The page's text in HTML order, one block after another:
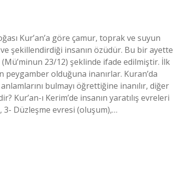
Kur’an’a göre çamur, toprak ve suyun
ve şekillendirdiği insanın özüdür. Bu bir ayette
23/12) şeklinde ifade edilmiştir. İlk
peygamber olduğuna inanırlar. Kuran’da
bulmayı öğrettiğine inanılır, diğer
Kur’an-ı Kerim’de insanın yaratılış evreleri
3- Düzleşme evresi (oluşum),…